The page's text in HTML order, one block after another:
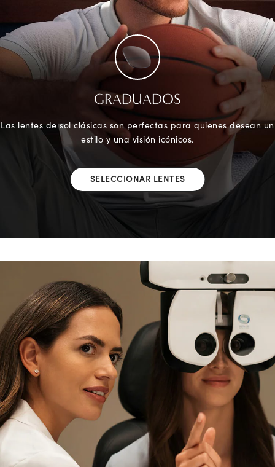
GRADUADOS
Las lentes de sol clásicas son perfectas para quienes desean un
estilo y una visión icónicos.
SELECCIONAR LENTES